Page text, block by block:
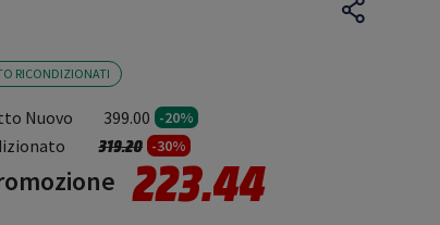
RICONDIZIONATI
Nuovo 399.00 -20%
Prezzo ridotto da
319.20a-30%
223.44